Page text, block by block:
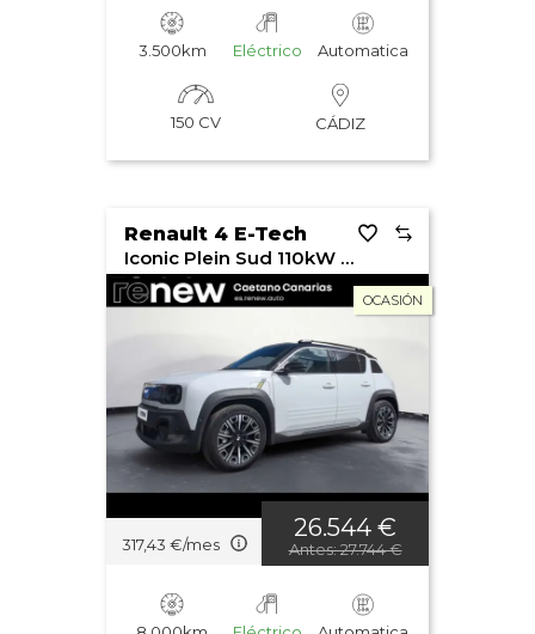
3.500km Eléctrico Automatica
150 CV CÁDIZ
Renault 4 E-Tech
Iconic Plein Sud 110kW Autonomía Confort
OCASIÓN
317,43 €/mes
26.544 €
Antes: 27.744 €